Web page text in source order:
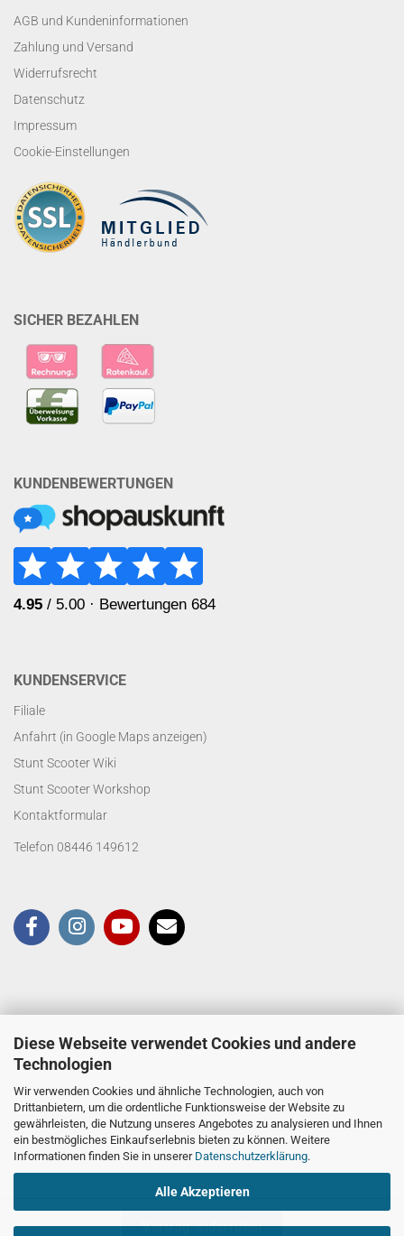
Diese Webseite verwendet Cookies und andere
Technologien
Wir verwenden Cookies und ähnliche Technologien, auch von
Drittanbietern, um die ordentliche Funktionsweise der Website zu
gewährleisten, die Nutzung unseres Angebotes zu analysieren und Ihnen
ein bestmögliches Einkaufserlebnis bieten zu können. Weitere
Informationen finden Sie in unserer Datenschutzerklärung.
Alle Akzeptieren
AGB und Kundeninformationen
Zahlung und Versand
Widerrufsrecht
Datenschutz
Impressum
Cookie-Einstellungen
SICHER BEZAHLEN
KUNDENBEWERTUNGEN
KUNDENSERVICE
Filiale
Anfahrt (in Google Maps anzeigen)
Stunt Scooter Wiki
Stunt Scooter Workshop
Kontaktformular
Telefon 08446 149612
Vertrag widerrufen